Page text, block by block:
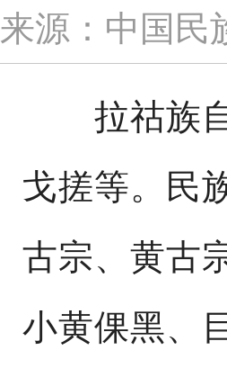
来源：中国民
拉祜族自
戈搓等。民
古宗、黄古
小黄倮黑、